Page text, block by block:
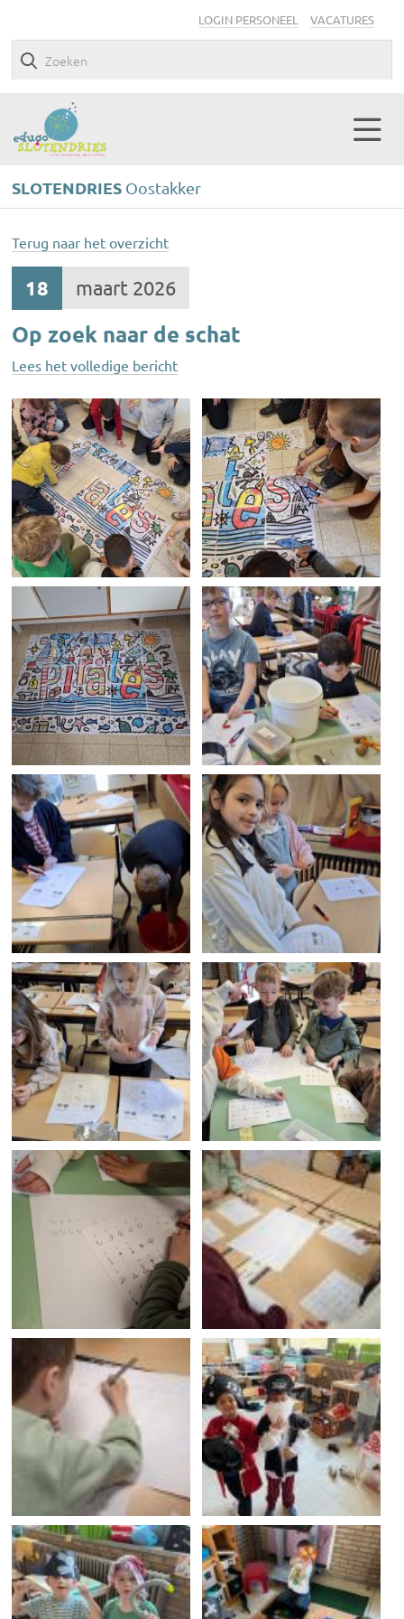
LOGIN PERSONEEL VACATURES
SLOTENDRIES Oostakker
Terug naar het overzicht
18 maart 2026
Op zoek naar de schat
Lees het volledige bericht